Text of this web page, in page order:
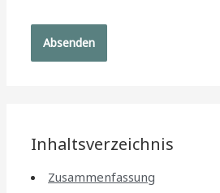
Inhaltsverzeichnis
Zusammenfassung